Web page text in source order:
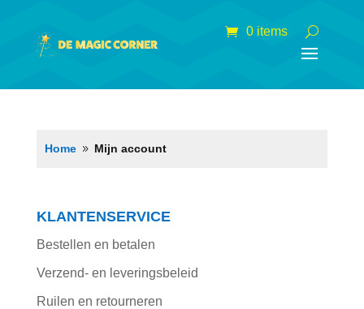
0 items
Home 9 Mijn account
KLANTENSERVICE
Bestellen en betalen
Verzend- en leveringsbeleid
Ruilen en retourneren